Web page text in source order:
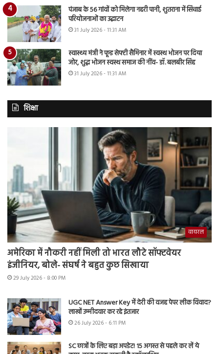
पंजाब के 56 गांवों को मिलेगा नहरी पानी, शुतराना में सिंचाई
परियोजनाओं का उद्घाटन
31 July 2026 - 11:31 AM
स्वास्थ्य मंत्री ने फूड सेफ्टी सैमिनार में स्वस्थ भोजन पर दिया
जोर, शुद्ध भोजन स्वस्थ समाज की नींव- डॉ. बलबीर सिंह
31 July 2026 - 11:31 AM
शिक्षा
वायरल
अमेरिका में नौकरी नहीं मिली तो भारत लौटे सॉफ्टवेयर
इंजीनियर, बोले- संघर्ष ने बहुत कुछ सिखाया
29 July 2026 - 8:00 PM
UGC NET Answer Key में देरी की वजह पेपर लीक विवाद?
लाखों उम्मीदवार कर रहे इंतजार
26 July 2026 - 6:11 PM
SC छात्रों के लिए बड़ा अपडेट! 15 अगस्त से पहले कर लें ये